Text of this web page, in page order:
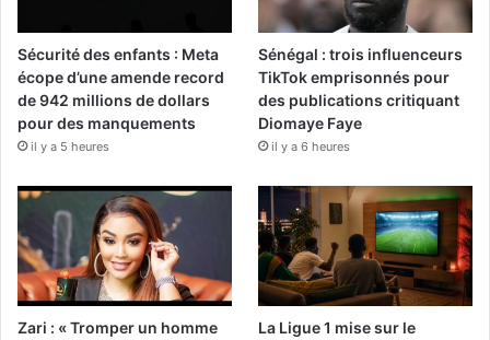
Sécurité des enfants : Meta
écope d’une amende record
de 942 millions de dollars
pour des manquements
il y a 5 heures
Sénégal : trois influenceurs
TikTok emprisonnés pour
des publications critiquant
Diomaye Faye
il y a 6 heures
Zari : « Tromper un homme
La Ligue 1 mise sur le